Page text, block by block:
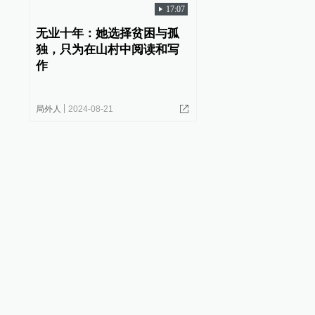
17:07
无业十年：她选择贫困与孤
独，只为在山村中阅读和写
作
局外人 2024-08-21